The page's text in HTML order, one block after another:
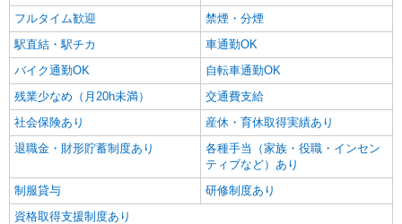
フルタイム歓迎
禁煙・分煙
駅直結・駅チカ
車通勤OK
バイク通勤OK
自転車通勤OK
残業少なめ（月20h未満）
交通費支給
社会保険あり
産休・育休取得実績あり
退職金・財形貯蓄制度あり
各種手当（家族・役職・インセン
ティブなど）あり
制服貸与
研修制度あり
資格取得支援制度あり